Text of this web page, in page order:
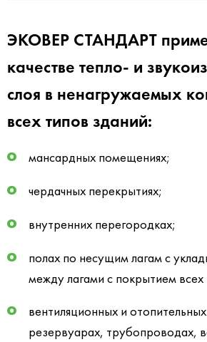
ЭКОВЕР СТАНДАРТ
качестве тепло- и
слоя в ненагружаемых
всех типов зданий:
мансардных помещениях;
чердачных перекрытиях;
внутренних перегородках;
полах по несущим лагам с
между лагами с покрытием всех
вентиляционных и
резервуарах, трубопроводах,